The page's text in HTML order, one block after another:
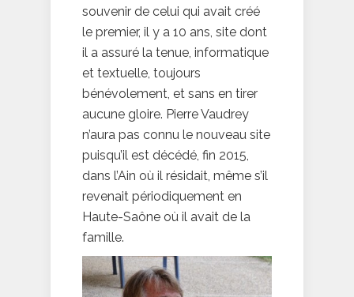
souvenir de celui qui avait créé
le premier, il y a 10 ans, site dont
il a assuré la tenue, informatique
et textuelle, toujours
bénévolement, et sans en tirer
aucune gloire. Pierre Vaudrey
n’aura pas connu le nouveau site
puisqu’il est décédé, fin 2015,
dans l’Ain où il résidait, même s’il
revenait périodiquement en
Haute-Saône où il avait de la
famille.